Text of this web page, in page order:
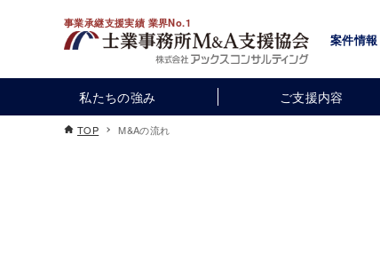
事業承継支援実績 業界No.1
案件情報
私たちの強み ご支援内容
TOP M&Aの流れ